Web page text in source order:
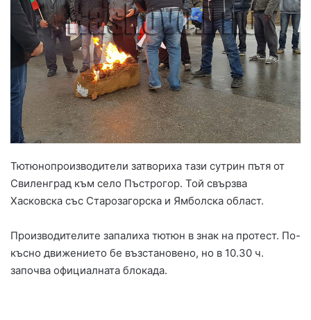
Тютюнопроизводители затвориха тази сутрин пътя от
Свиленград към село Пъстрогор. Той свързва
Хасковска със Старозагорска и Ямболска област.
Производителите запалиха тютюн в знак на протест. По-
късно движението бе възстановено, но в 10.30 ч.
започва официалната блокада.